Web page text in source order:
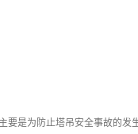
要是为防止塔吊安全事故的发